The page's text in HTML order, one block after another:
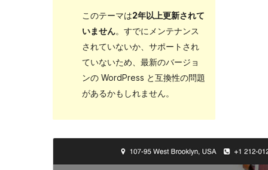
このテーマは2年以上更新されて
いません。すでにメンテナンス
されていないか、サポートされ
ていないため、最新のバージョ
ンの WordPress と互換性の問題
があるかもしれません。